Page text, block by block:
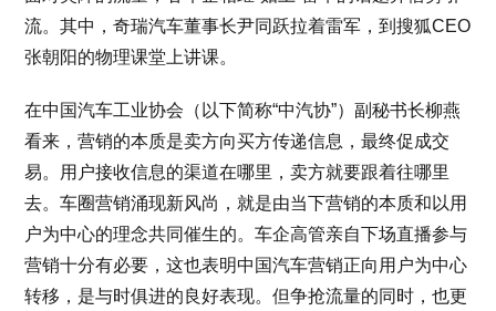
流。其中，奇瑞汽车董事长尹同跃拉着雷军，到搜狐CEO
张朝阳的物理课堂上讲课。
在中国汽车工业协会（以下简称“中汽协”）副秘书长柳燕
看来，营销的本质是卖方向买方传递信息，最终促成交
易。用户接收信息的渠道在哪里，卖方就要跟着往哪里
去。车圈营销涌现新风尚，就是由当下营销的本质和以用
户为中心的理念共同催生的。车企高管亲自下场直播参与
营销十分有必要，这也表明中国汽车营销正向用户为中心
转移，是与时俱进的良好表现。但争抢流量的同时，也更